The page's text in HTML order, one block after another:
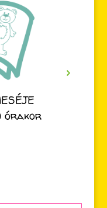
órakor